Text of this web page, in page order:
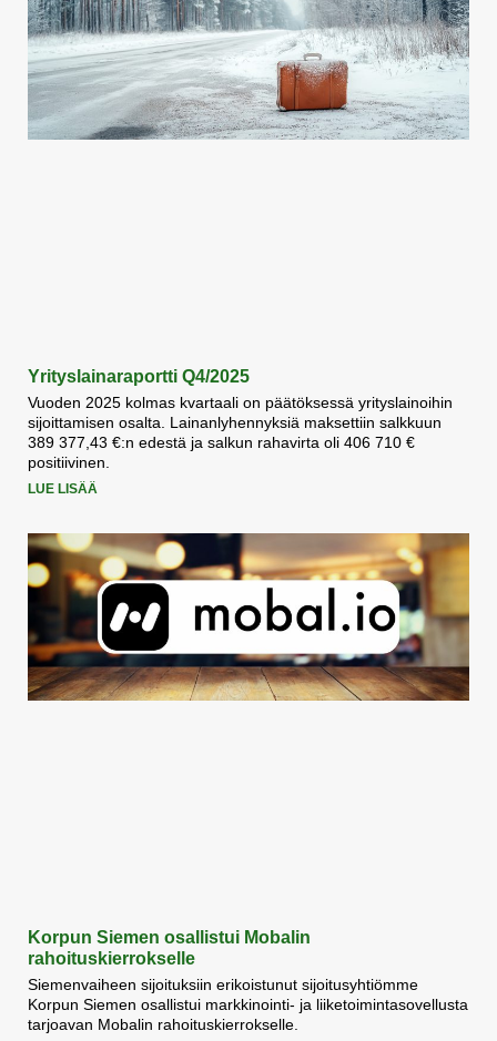
Yrityslainaraportti Q4/2025
Vuoden 2025 kolmas kvartaali on päätöksessä yrityslainoihin
sijoittamisen osalta. Lainanlyhennyksiä maksettiin salkkuun
389 377,43 €:n edestä ja salkun rahavirta oli 406 710 €
positiivinen.
LUE LISÄÄ
Korpun Siemen osallistui Mobalin
rahoituskierrokselle
Siemenvaiheen sijoituksiin erikoistunut sijoitusyhtiömme
Korpun Siemen osallistui markkinointi- ja liiketoimintasovellusta
tarjoavan Mobalin rahoituskierrokselle.